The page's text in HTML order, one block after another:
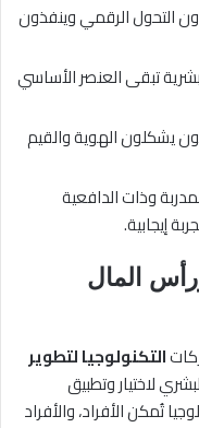
التحول الرقمي وينفذون
تبقى العنصر الأساسي
يشكلون الهوية والقيم
وذات الدافعية
إيجابية.
ورأس المال
التكنولوجيا لتطوير
لاختيار وتطبيق
تُمكن الأفراد، والأفراد